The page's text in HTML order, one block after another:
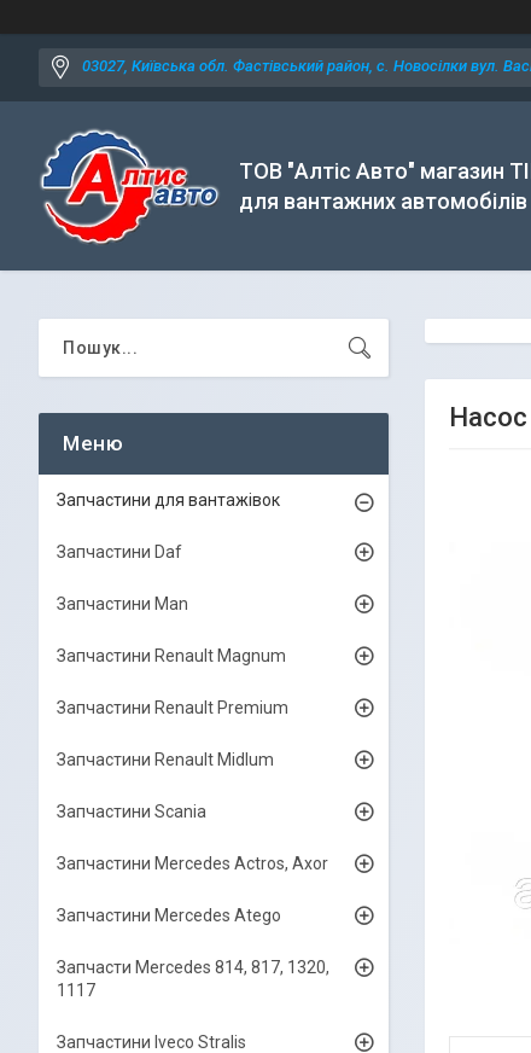
03027, Київська обл. Фастівський район, с. Новосілки вул.
ТОВ "Алтіс Авто" магазин
для вантажних автомобілів
Насос
Запчастини для вантажівок
Запчастини Daf
Запчастини Man
Запчастини Renault Magnum
Запчастини Renault Premium
Запчастини Renault Midlum
Запчастини Scania
Запчастини Mercedes Actros, Axor
Запчастини Mercedes Atego
Запчасти Mercedes 814, 817, 1320,
1117
Запчастини Iveco Stralis